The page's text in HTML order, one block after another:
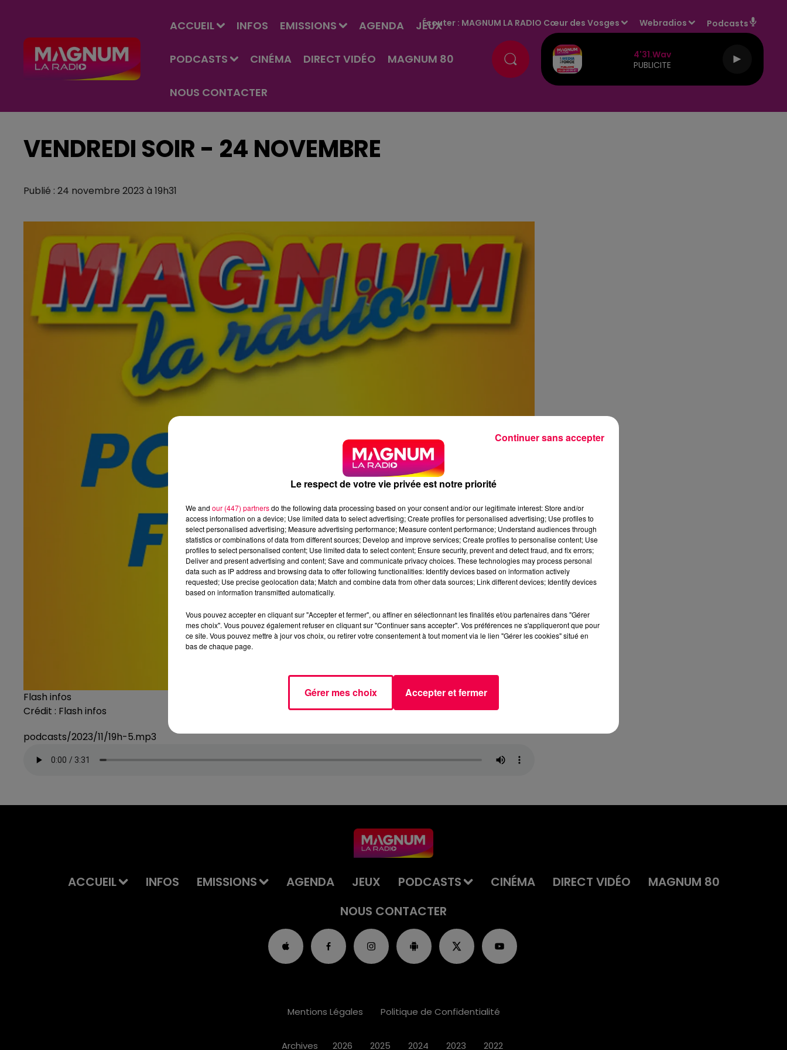
ACCUEIL INFOS EMISSIONS AGENDA JEUX
PODCASTS CINÉMA DIRECT VIDÉO MAGNUM 80
NOUS CONTACTER
Écouter : MAGNUM LA RADIO Cœur des Vosges Webradios Podcasts
4'31.wav
PUBLICITE
VENDREDI SOIR - 24 NOVEMBRE
Publié : 24 novembre 2023 à 19h31
Flash infos
Crédit : Flash infos
podcasts/2023/11/19h-5.mp3
ACCUEIL INFOS EMISSIONS AGENDA JEUX PODCASTS CINÉMA DIRECT VIDÉO
MAGNUM 80
NOUS CONTACTER
Mentions Légales Politique de Confidentialité
Archives 2026 2025 2024 2023 2022
Le respect de votre vie privée est notre priorité
We and our (447) partnersdo the following data processing based on your consent and/or our legitimate interest: Store and/or
access information on a device; Use limited data to select advertising; Create profiles for personalised advertising; Use profiles to
select personalised advertising; Measure advertising performance; Measure content performance; Understand audiences through
statistics or combinations of data from different sources; Develop and improve services; Create profiles to personalise content; Use
profiles to select personalised content; Use limited data to select content; Ensure security, prevent and detect fraud, and fix errors;
Deliver and present advertising and content; Save and communicate privacy choices. These technologies may process personal
data such as IP address and browsing data to offer following functionalities: Identify devices based on information actively
requested; Use precise geolocation data; Match and combine data from other data sources; Link different devices; Identify devices
based on information transmitted automatically.
Vous pouvez accepter en cliquant sur "Accepter et fermer", ou affiner en sélectionnant les finalités et/ou partenaires dans "Gérer
mes choix". Vous pouvez également refuser en cliquant sur "Continuer sans accepter". Vos préférences ne s'appliqueront que pour
ce site. Vous pouvez mettre à jour vos choix, ou retirer votre consentement à tout moment via le lien "Gérer les cookies" situé en
bas de chaque page.
Gérer mes choix Accepter et fermer
Continuer sans accepter